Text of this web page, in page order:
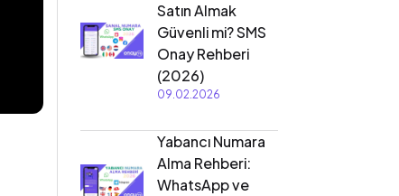
Satın Almak
Güvenli mi? SMS
Onay Rehberi
(2026)
09.02.2026
Yabancı Numara
Alma Rehberi:
WhatsApp ve